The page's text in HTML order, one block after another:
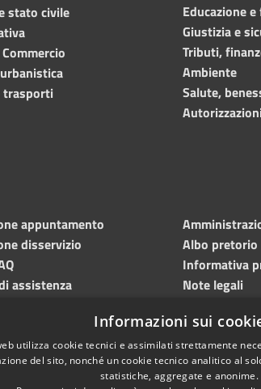
stato civile
trasporti
Educazione
Giustizia e
Tributi,
Ambiente
Salute,
Autorizzazioni
appuntamento
disservizio
assistenza
Albo pretorio
Informativa
Note legali
Meccanismo
Informazioni sui
utilizza cookie tecnici e assimilati strettamente
del sito, nonché un cookie tecnico analitico al
statistiche, aggregate e anonime.